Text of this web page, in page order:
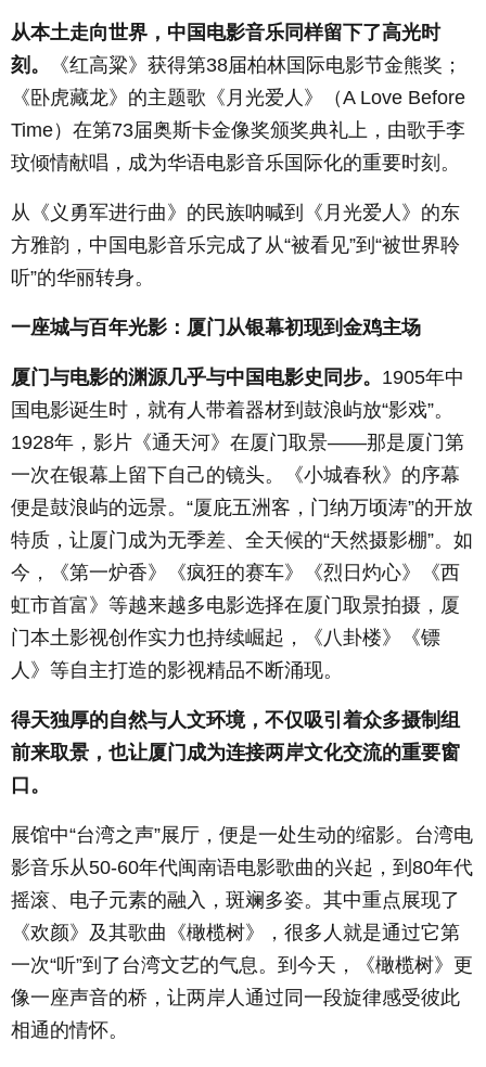
从本土走向世界，中国电影音乐同样留下了高光时
刻。
《红高粱》获得第38届柏林国际电影节金熊奖；
《卧虎藏龙》的主题歌《月光爱人》（A Love Before
Time）在第73届奥斯卡金像奖颁奖典礼上，由歌手李
玟倾情献唱，成为华语电影音乐国际化的重要时刻。
从《义勇军进行曲》的民族呐喊到《月光爱人》的东
方雅韵，中国电影音乐完成了从“被看见”到“被世界聆
听”的华丽转身。
一座城与百年光影：厦门从银幕初现到金鸡主场
厦门与电影的渊源几乎与中国电影史同步。 1905年中
国电影诞生时，就有人带着器材到鼓浪屿放“影戏”。
1928年，影片《通天河》在厦门取景——那是厦门第
一次在银幕上留下自己的镜头。《小城春秋》的序幕
便是鼓浪屿的远景。“厦庇五洲客，门纳万顷涛”的开放
特质，让厦门成为无季差、全天候的“天然摄影棚”。如
今，《第一炉香》《疯狂的赛车》《烈日灼心》《西
虹市首富》等越来越多电影选择在厦门取景拍摄，厦
门本土影视创作实力也持续崛起，《八卦楼》《镖
人》等自主打造的影视精品不断涌现。
得天独厚的自然与人文环境，不仅吸引着众多摄制组
前来取景，也让厦门成为连接两岸文化交流的重要窗
口。
展馆中“台湾之声”展厅，便是一处生动的缩影。台湾电
影音乐从50-60年代闽南语电影歌曲的兴起，到 80年代
摇滚、电子元素的融入，斑斓多姿。其中重点展现了
《欢颜》及其歌曲《橄榄树》，很多人就是通过它第
一次“听”到了台湾文艺的气息。到今天，《橄榄树》更
像一座声音的桥，让两岸人通过同一段旋律感受彼此
相通的情怀。